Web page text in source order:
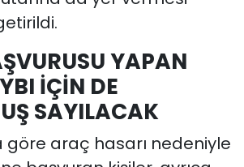
YAPAN
İÇİN DE
SAYILACAK
göre araç hasarı nedeniyle